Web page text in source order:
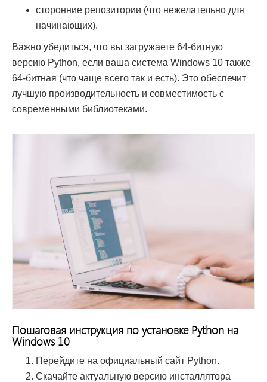
сторонние репозитории (что нежелательно для
начинающих).
Важно убедиться, что вы загружаете 64-битную
версию Python, если ваша система Windows 10 также
64-битная (что чаще всего так и есть). Это обеспечит
лучшую производительность и совместимость с
современными библиотеками.
Пошаговая инструкция по установке Python на
Windows 10
Перейдите на официальный сайт Python.
Скачайте актуальную версию инсталлятора